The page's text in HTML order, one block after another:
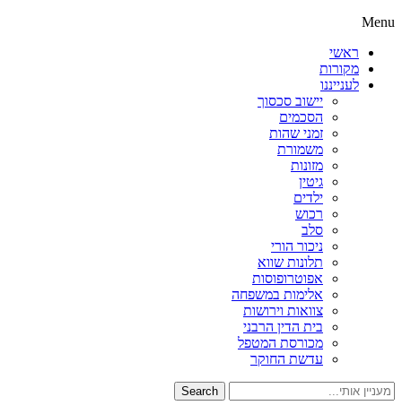
Menu
ראשי
מקורות
לענייננו
יישוב סכסוך
הסכמים
זמני שהות
משמורת
מזונות
גיטין
ילדים
רכוש
סלב
ניכור הורי
תלונות שווא
אפוטרופוסות
אלימות במשפחה
צוואות וירושות
בית הדין הרבני
מכורסת המטפל
עדשת החוקר
Search